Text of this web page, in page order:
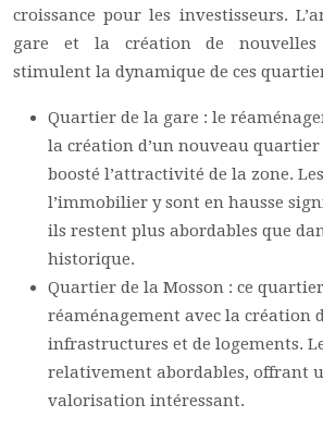
croissance pour les investisseurs.
gare et la création de nouvelles
stimulent la dynamique de ces
Quartier de la gare : le
la création d’un nouveau
boosté l’attractivité de la zone.
l’immobilier y sont en hausse
ils restent plus abordables que
historique.
Quartier de la Mosson : ce
réaménagement avec la création
infrastructures et de logements.
relativement abordables, offrant
valorisation intéressant.